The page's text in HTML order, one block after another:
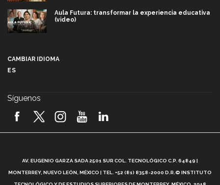
Aula Futura: transformar la experiencia educativa
(video)
2026! (video)
¿Cómo es el Modelo Educativo Tec? (video)
CAMBIAR IDIOMA
ES
Síguenos
AV. EUGENIO GARZA SADA 2501 SUR COL. TECNOLÓGICO C.P. 64849 |
MONTERREY, NUEVO LEÓN, MÉXICO | TEL. +52 (81) 8358-2000 D.R.© INSTITUTO